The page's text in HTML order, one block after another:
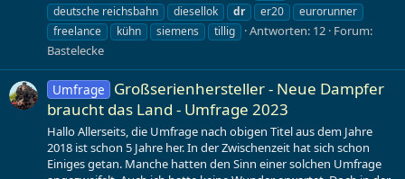
deutsche reichsbahn
diesellok dr er20
eurorunner
freelance
kühn siemens tillig Antworten: 12 Forum:
Bastelecke
Umfrage
Großserienhersteller - Neue Dampfer
braucht das Land - Umfrage 2023
Hallo Allerseits, die Umfrage nach obigen Titel aus dem Jahre
2018 ist schon 5 Jahre her. In der Zwischenzeit hat sich schon
Einiges getan. Manche hatten den Sinn einer solchen Umfrage